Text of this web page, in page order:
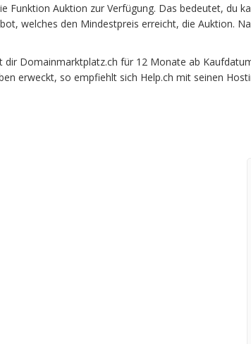
Auktion zur Verfügung. Das bedeutet, du
welches den Mindestpreis erreicht, die Auktion.
Domainmarktplatz.ch für 12 Monate ab
erweckt, so empfiehlt sich Help.ch mit seinen